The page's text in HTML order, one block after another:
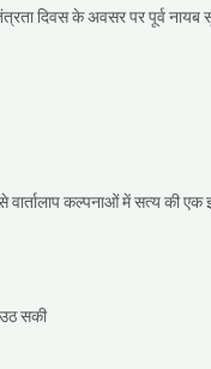
दिवस के अवसर पर पूर्व नायब
वार्तालाप कल्पनाओं में सत्य की
सकी